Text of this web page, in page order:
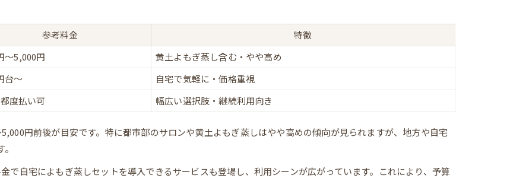
参考料金
特徴
〜5,000円
黄土よもぎ蒸し含む・やや高め
台〜
自宅で気軽に・価格重視
度払い可 幅広い選択肢・継続利用向き
円前後が目安です。特に都市部のサロンや黄土よもぎ蒸しはやや高めの傾向が見られますが、地方や自宅
で自宅によもぎ蒸しセットを導入できるサービスも登場し、利用シーンが広がっています。これにより、予算